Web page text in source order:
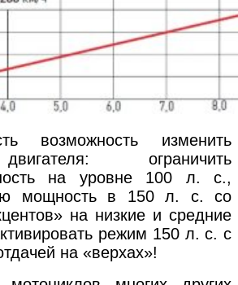
возможность изменить
ограничить
на уровне 100 л. с.,
мощность в 150 л. с. со
на низкие и средние
режим 150 л. с. с
на «верхах»!